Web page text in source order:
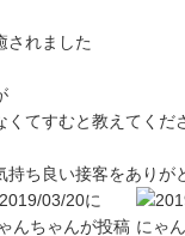
れました
くてすむと教えてくだ
ち良い接客をありが